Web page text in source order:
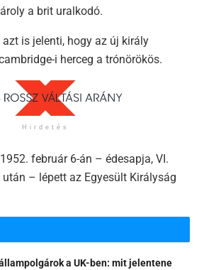
a brit uralkodó.
is jelenti, hogy az új király
i herceg a trónörökös.
Hirdetés
1952. február 6-án – édesapja, VI.
– lépett az Egyesült Királyság
a UK-ben: mit jelentene